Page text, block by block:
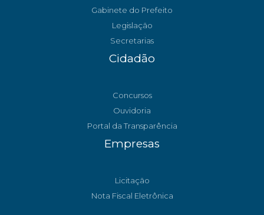
Gabinete do Prefeito
Legislação
Secretarias
Cidadão
Concursos
Ouvidoria
Portal da Transparência
Empresas
Licitação
Nota Fiscal Eletrônica